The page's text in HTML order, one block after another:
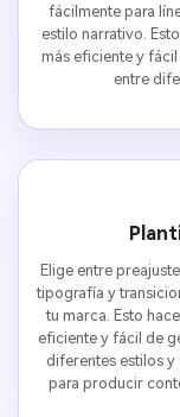
fácilmente para
estilo narrativo.
más eficiente y
entre
Elige entre
tipografía y
tu marca. Esto
eficiente y fácil de
diferentes estilos
para producir